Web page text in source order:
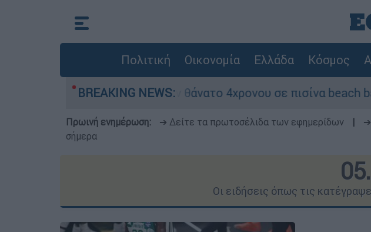
Πολιτική Οικονομία Ελλάδα Κόσμος
BREAKING NEWS:
μετά τον θάνατο 4χρονου σε πισίνα beach bar Πώς
Πρωινή ενημέρωση: ➔ Δείτε τα πρωτοσέλιδα των εφημερίδων
σήμερα
Οι ειδήσεις όπως τις